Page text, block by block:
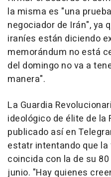
la misma es "una
negociador de Irán", ya
iraníes están diciendo
memorándum no está
del domingo no va a
manera".
La Guardia
ideológico de élite de la
publicado así en
estatr intentando que
coincida con la de su
junio. "Hay quienes